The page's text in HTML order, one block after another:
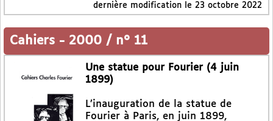
dernière modification le 23 octobre 2022
Cahiers - 2000 / n° 11
Une statue pour Fourier (4 juin
1899)
L’inauguration de la statue de
Fourier à Paris, en juin 1899,